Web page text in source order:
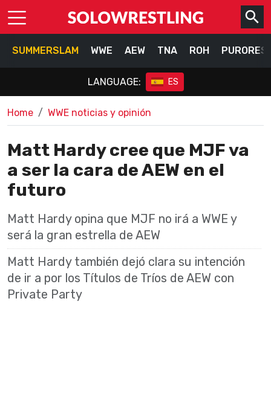
SUMMERSLAM WWE AEW TNA ROH
LANGUAGE: ES
Home WWE noticias y opinión
Matt Hardy cree que MJF va
a ser la cara de AEW en el
futuro
Matt Hardy opina que MJF no irá a WWE y
será la gran estrella de AEW
Matt Hardy también dejó clara su intención
de ir a por los Títulos de Tríos de AEW con
Private Party